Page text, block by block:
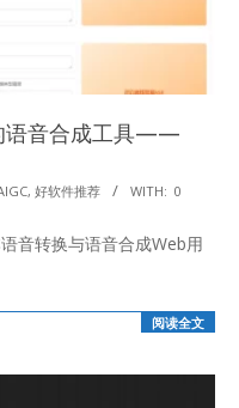
语音合成工具——
, 好软件推荐 WITH: 0
音转换与语音合成Web用
阅读全文